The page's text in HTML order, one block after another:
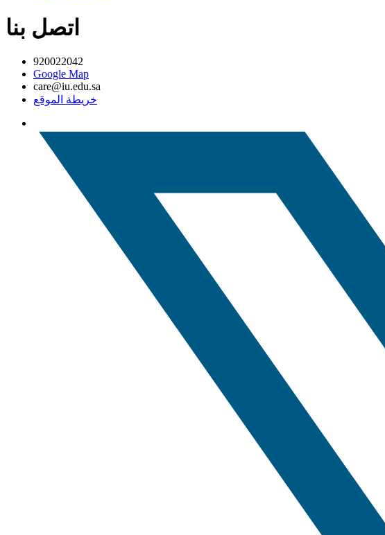
اتصل بنا
920022042
Google Map
care@iu.edu.sa
خريطة الموقع